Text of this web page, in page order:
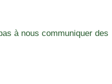
à nous communiquer des